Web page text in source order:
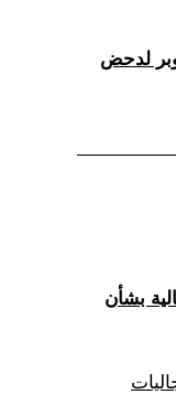
لدحض
بشأن